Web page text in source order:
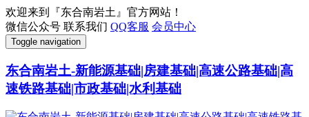
欢迎来到『东合南岩土』官方网站！
微信公众号 联系我们 QQ客服 会员中心
Toggle navigation
东合南岩土-新能源基础|房建基础|高速公路基础|高
速铁路基础|市政基础|水利基础